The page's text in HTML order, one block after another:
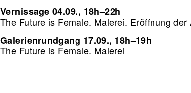
Vernissage 04.09., 18h–22h
The Future is Female. Malerei. Eröffnung
Galerienrundgang 17.09., 18h–19h
The Future is Female. Malerei